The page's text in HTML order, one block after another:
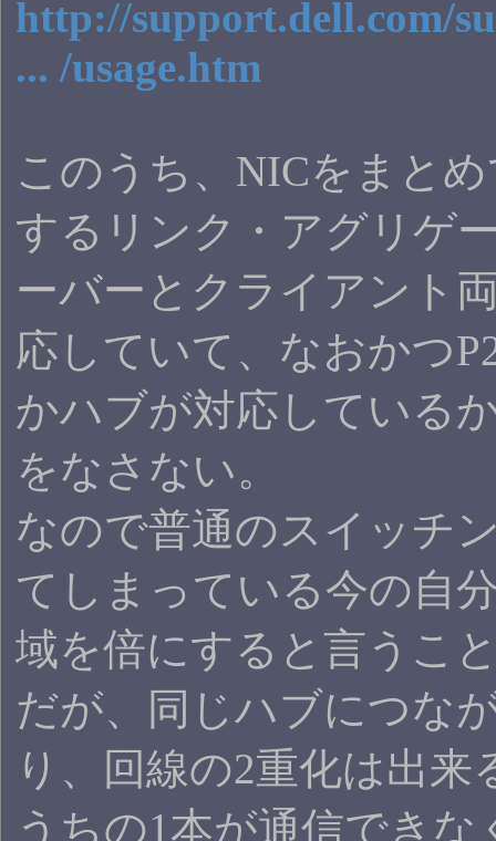
http://support.dell.com/
... /usage.htm
このうち、NICをまと
するリンク・アグリゲ
ーバーとクライアント
応していて、なおかつ
かハブが対応している
をなさない。
なので普通のスイッチ
てしまっている今の自
域を倍にすると言うこ
だが、同じハブにつな
り、回線の2重化は出来
うちの1本が通信できな